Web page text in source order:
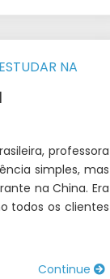
ESTUDAR NA
professora
simples, mas
na China. Era
todos os clientes
Continue